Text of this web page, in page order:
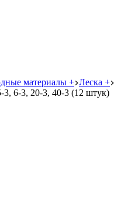
материалы + Леска +
6-3, 20-3, 40-3 (12 штук)